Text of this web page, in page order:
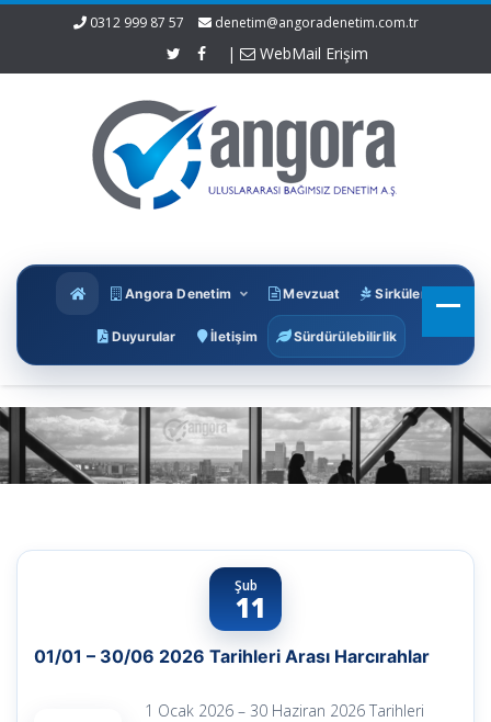
0312 999 87 57 denetim@angoradenetim.com.tr
| WebMail Erişim
Angora Denetim Mevzuat Sirküler
Duyurular İletişim Sürdürülebilirlik
Şub
11
01/01 – 30/06 2026 Tarihleri Arası Harcırahlar
1 Ocak 2026 – 30 Haziran 2026 Tarihleri